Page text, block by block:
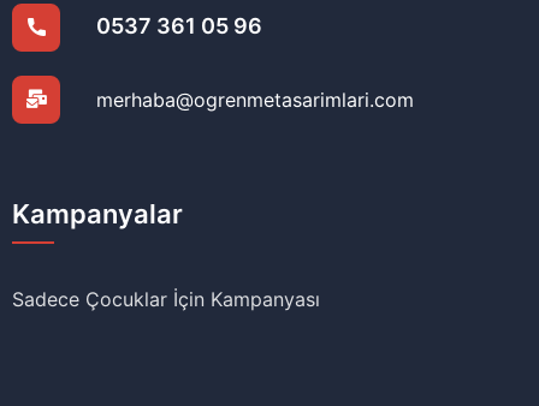
0537 361 05 96
merhaba@ogrenmetasarimlari.com
Kampanyalar
Sadece Çocuklar İçin Kampanyası